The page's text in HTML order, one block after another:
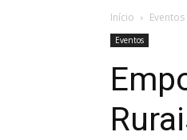
Início Eventos
Eventos